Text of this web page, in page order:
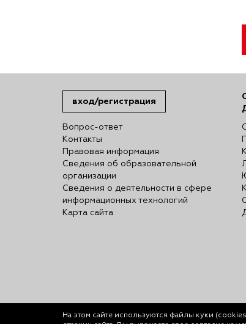
вход/регистрация
Вопрос-ответ
Контакты
Правовая информация
Сведения об образовательной
организации
Сведения о деятельности в сфере
информационных технологий
Карта сайта
На этом сайте используются файлы куки